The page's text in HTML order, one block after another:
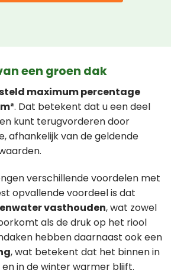
een groen dak
maximum percentage
. Dat betekent dat u een deel
kunt terugvorderen door
afhankelijk van de geldende
verschillende voordelen met
opvallende voordeel is dat
vasthouden, wat zowel
als de druk op het riool
hebben daarnaast ook een
, wat betekent dat het binnen in
in de winter warmer blijft.